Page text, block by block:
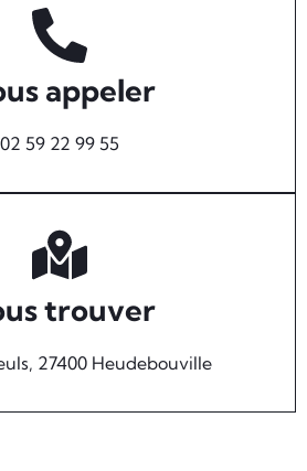
appeler
02 59 22 99 55
trouver
27400 Heudebouville